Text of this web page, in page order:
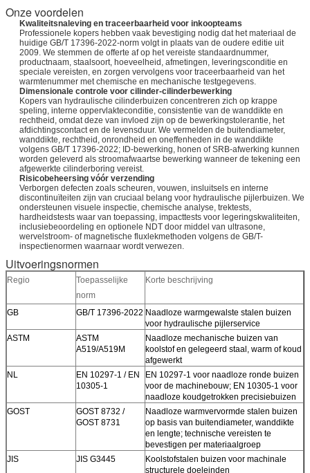
Onze voordelen
Kwaliteitsnaleving en traceerbaarheid voor inkoopteams
Professionele kopers hebben vaak bevestiging nodig dat het materiaal de
huidige GB/T 17396-2022-norm volgt in plaats van de oudere editie uit
2009. We stemmen de offerte af op het vereiste standaardnummer,
productnaam, staalsoort, hoeveelheid, afmetingen, leveringsconditie en
speciale vereisten, en zorgen vervolgens voor traceerbaarheid van het
warmtenummer met chemische en mechanische testgegevens.
Dimensionale controle voor cilinder-cilinderbewerking
Kopers van hydraulische cilinderbuizen concentreren zich op krappe
speling, interne oppervlakteconditie, consistentie van de wanddikte en
rechtheid, omdat deze van invloed zijn op de bewerkingstolerantie, het
afdichtingscontact en de levensduur. We vermelden de buitendiameter,
wanddikte, rechtheid, onrondheid en oneffenheden in de wanddikte
volgens GB/T 17396-2022; ID-bewerking, honen of SRB-afwerking kunnen
worden geleverd als stroomafwaartse bewerking wanneer de tekening een
afgewerkte cilinderboring vereist.
Risicobeheersing vóór verzending
Verborgen defecten zoals scheuren, vouwen, insluitsels en interne
discontinuïteiten zijn van cruciaal belang voor hydraulische pijlerbuizen. We
ondersteunen visuele inspectie, chemische analyse, trektests,
hardheidstests waar van toepassing, impacttests voor legeringskwaliteiten,
inclusiebeoordeling en optionele NDT door middel van ultrasone,
wervelstroom- of magnetische fluxlekmethoden volgens de GB/T-
inspectienormen waarnaar wordt verwezen.
Uitvoeringsnormen
Regio
Toepasselijke
norm
Korte beschrijving
GB GB/T 17396-2022 Naadloze warmgewalste stalen buizen
voor hydraulische pijlerservice
ASTM
ASTM
A519/A519M
Naadloze mechanische buizen van
koolstof en gelegeerd staal, warm of koud
afgewerkt
NL
EN 10297-1 / EN
10305-1
EN 10297-1 voor naadloze ronde buizen
voor de machinebouw; EN 10305-1 voor
naadloze koudgetrokken precisiebuizen
GOST
GOST 8732 /
GOST 8731
Naadloze warmvervormde stalen buizen
op basis van buitendiameter, wanddikte
en lengte; technische vereisten te
bevestigen per materiaalgroep
JIS
JIS G3445
Koolstofstalen buizen voor machinale
structurele doeleinden